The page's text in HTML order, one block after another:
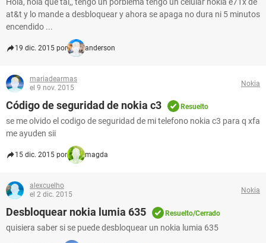
at&t y lo mande a desbloquear y ahora se apaga no dura ni 5 minutos
encendido ...
19 dic. 2015 por anderson
mariadearmas
el 9 nov. 2015
Nokia
Código de seguridad de nokia c3 Resuelto
se me olvido el codigo de seguridad de mi telefono nokia c3 para q xfa
me ayuden sii
15 dic. 2015 por magda
alexcuelho
el 2 dic. 2015
Nokia
Desbloquear nokia lumia 635 Resuelto/Cerrado
quisiera saber si se puede desbloquear un nokia lumia 635